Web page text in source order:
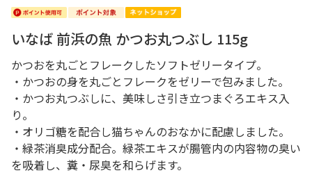
いなば 前浜の魚 かつお丸つぶし 115g
かつおを丸ごとフレークしたソフトゼリータイプ。
・かつおの身を丸ごとフレークをゼリーで包みました。
・かつお丸つぶしに、美味しさ引き立つまぐろエキス入
り。
・オリゴ糖を配合し猫ちゃんのおなかに配慮しました。
・緑茶消臭成分配合。緑茶エキスが腸管内の内容物の臭い
を吸着し、糞・尿臭を和らげます。